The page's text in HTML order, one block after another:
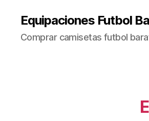
Equipaciones Futbol
Comprar camisetas futbol